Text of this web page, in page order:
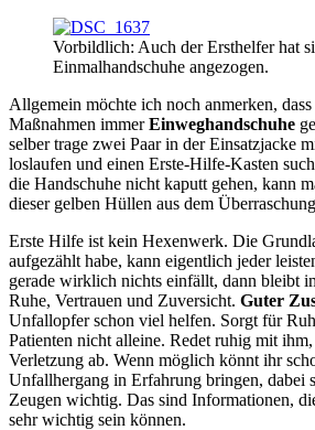
Vorbildlich: Auch der Ersthelfer hat
Einmalhandschuhe angezogen.
Allgemein möchte ich noch anmerken,
Maßnahmen immerEinweghandschuhe
selber trage zwei Paar in der Einsatzjacke
loslaufen und einen Erste-Hilfe-Kasten
die Handschuhe nicht kaputt gehen, kann
dieser gelben Hüllen aus dem
Erste Hilfe ist kein Hexenwerk. Die
aufgezählt habe, kann eigentlich jeder
gerade wirklich nichts einfällt, dann bleibt
Ruhe, Vertrauen und Zuversicht. Guter
Unfallopfer schon viel helfen. Sorgt für
Patienten nicht alleine. Redet ruhig mit
Verletzung ab. Wenn möglich könnt ihr
Unfallhergang in Erfahrung bringen, dabei
Zeugen wichtig. Das sind Informationen,
sehr wichtig sein können.